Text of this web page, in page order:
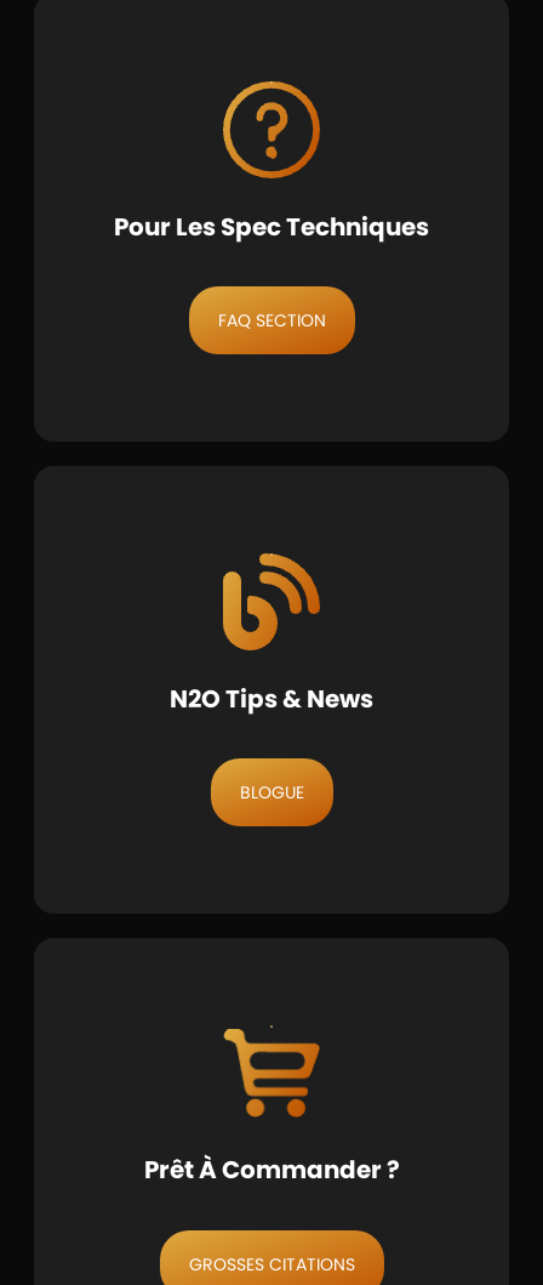
Pour Les Spec Techniques
FAQ SECTION
N2O Tips & News
BLOGUE
Prêt À Commander ?
GROSSES CITATIONS